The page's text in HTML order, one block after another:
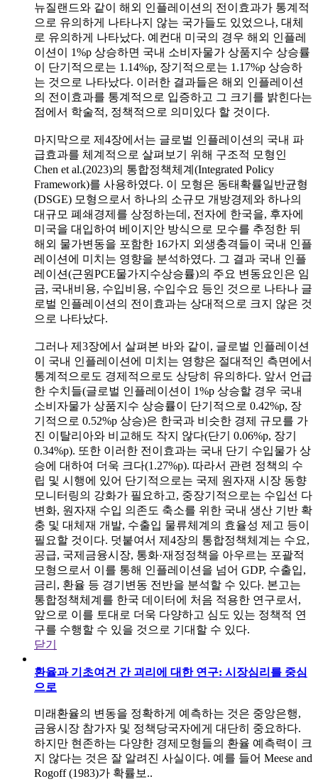
뉴질랜드와 같이 해외 인플레이션의 전이효과가 통계적
으로 유의하게 나타나지 않는 국가들도 있었으나, 대체
로 유의하게 나타났다. 예컨대 미국의 경우 해외 인플레
이션이 1%p 상승하면 국내 소비자물가 상품지수 상승률
이 단기적으로는 1.14%p, 장기적으로는 1.17%p 상승하
는 것으로 나타났다. 이러한 결과들은 해외 인플레이션
의 전이효과를 통계적으로 입증하고 그 크기를 밝힌다는
점에서 학술적, 정책적으로 의미있다 할 것이다.
마지막으로 제4장에서는 글로벌 인플레이션의 국내 파
급효과를 체계적으로 살펴보기 위해 구조적 모형인
Chen et al.(2023)의 통합정책체계(Integrated Policy
Framework)를 사용하였다. 이 모형은 동태확률일반균형
(DSGE) 모형으로서 하나의 소규모 개방경제와 하나의
대규모 폐쇄경제를 상정하는데, 전자에 한국을, 후자에
미국을 대입하여 베이지안 방식으로 모수를 추정한 뒤
해외 물가변동을 포함한 16가지 외생충격들이 국내 인플
레이션에 미치는 영향을 분석하였다. 그 결과 국내 인플
레이션(근원PCE물가지수상승률)의 주요 변동요인은 임
금, 국내비용, 수입비용, 수입수요 등인 것으로 나타나 글
로벌 인플레이션의 전이효과는 상대적으로 크지 않은 것
으로 나타났다.
그러나 제3장에서 살펴본 바와 같이, 글로벌 인플레이션
이 국내 인플레이션에 미치는 영향은 절대적인 측면에서
통계적으로도 경제적으로도 상당히 유의하다. 앞서 언급
한 수치들(글로벌 인플레이션이 1%p 상승할 경우 국내
소비자물가 상품지수 상승률이 단기적으로 0.42%p, 장
기적으로 0.52%p 상승)은 한국과 비슷한 경제 규모를 가
진 이탈리아와 비교해도 작지 않다(단기 0.06%p, 장기
0.34%p). 또한 이러한 전이효과는 국내 단기 수입물가 상
승에 대하여 더욱 크다(1.27%p). 따라서 관련 정책의 수
립 및 시행에 있어 단기적으로는 국제 원자재 시장 동향
모니터링의 강화가 필요하고, 중장기적으로는 수입선 다
변화, 원자재 수입 의존도 축소를 위한 국내 생산 기반 확
충 및 대체재 개발, 수출입 물류체계의 효율성 제고 등이
필요할 것이다. 덧붙여서 제4장의 통합정책체계는 수요,
공급, 국제금융시장, 통화·재정정책을 아우르는 포괄적
모형으로서 이를 통해 인플레이션을 넘어 GDP, 수출입,
금리, 환율 등 경기변동 전반을 분석할 수 있다. 본고는
통합정책체계를 한국 데이터에 처음 적용한 연구로서,
앞으로 이를 토대로 더욱 다양하고 심도 있는 정책적 연
구를 수행할 수 있을 것으로 기대할 수 있다.
닫기
환율과 기초여건 간 괴리에 대한 연구: 시장심리를 중심
으로
미래환율의 변동을 정확하게 예측하는 것은 중앙은행,
금융시장 참가자 및 정책당국자에게 대단히 중요하다.
하지만 현존하는 다양한 경제모형들의 환율 예측력이 크
지 않다는 것은 잘 알려진 사실이다. 예를 들어 Meese and
Rogoff (1983)가 확률보..